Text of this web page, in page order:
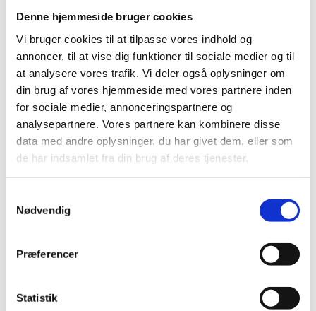
Denne hjemmeside bruger cookies
Vi bruger cookies til at tilpasse vores indhold og
annoncer, til at vise dig funktioner til sociale medier og til
at analysere vores trafik. Vi deler også oplysninger om
din brug af vores hjemmeside med vores partnere inden
for sociale medier, annonceringspartnere og
analysepartnere. Vores partnere kan kombinere disse
data med andre oplysninger, du har givet dem, eller som
de har indsamlet fra din brug af deres tjenester.
Nødvendig
Præferencer
Statistik
skorstene og trappetårne renoveres ligeledes. Bang
& Beenfeldt er totalrådgiver på projektet.
Renoveringen er opdelt, så man drager erfaring, der
tages med videre fra fase til fase.
A/B Øster Søgade 104. Foreningen har fået udført et
økonomisk støtte via Københavns Kommunes
byfornyelsespulje.
København SV
A/B Elleparken
byfornyelsesstøtte i andelsboligforeningen A/B
Charlottenlund